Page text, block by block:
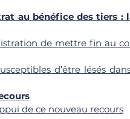
au bénéfice des tiers :
de mettre fin au
d’être lésés
de ce nouveau recours